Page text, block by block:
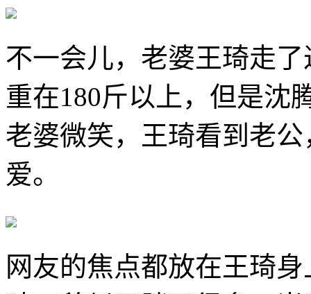
不一会儿，老婆王琦走
重在180斤以上，但是沈
老婆微笑，王琦看到老
爱。
网友的焦点都放在王琦